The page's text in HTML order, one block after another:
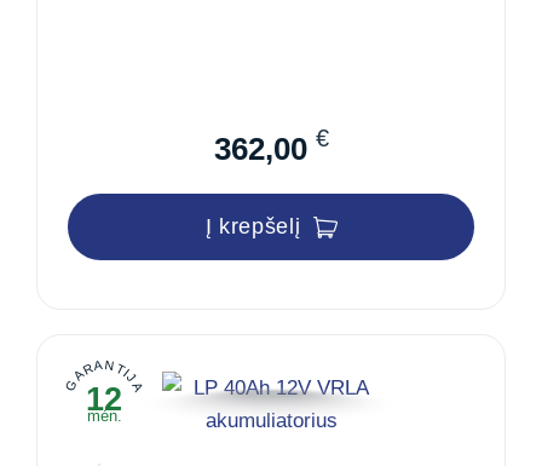
362,00 €
Į krepšelį
GARANTIJA
12
mėn.